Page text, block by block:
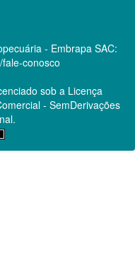
- Embrapa SAC:
conosco
sob a Licença
- SemDerivações